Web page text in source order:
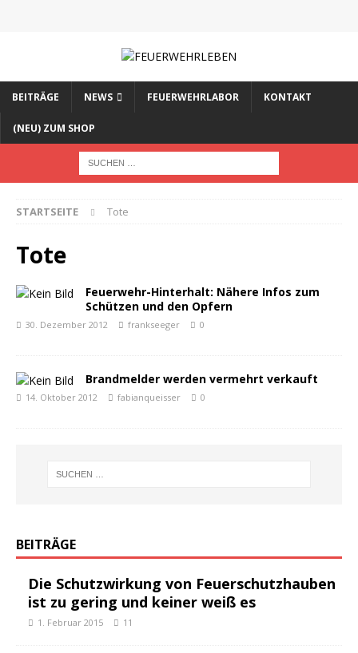
BEITRÄGE NEWS FEUERWEHRLABOR KONTAKT
(NEU) ZUM SHOP
STARTSEITE Tote
Tote
Feuerwehr-Hinterhalt: Nähere Infos zum
Schützen und den Opfern
30. Dezember 2012 frankseeger 0
Brandmelder werden vermehrt verkauft
14. Oktober 2012 fabianqueisser 0
BEITRÄGE
Die Schutzwirkung von Feuerschutzhauben
ist zu gering und keiner weiß es
1. Februar 2015 11